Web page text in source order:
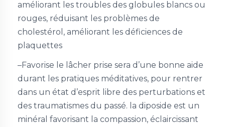
améliorant les troubles des globules blancs ou
rouges, réduisant les problèmes de
cholestérol, améliorant les déficiences de
plaquettes
–Favorise le lâcher prise sera d’une bonne aide
durant les pratiques méditatives, pour rentrer
dans un état d’esprit libre des perturbations et
des traumatismes du passé. la diposide est un
minéral favorisant la compassion, éclaircissant